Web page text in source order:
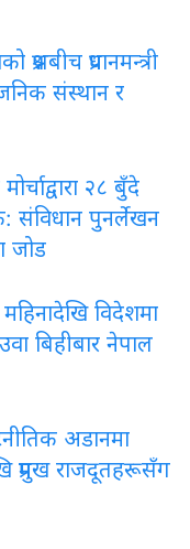
प्रधानमन्त्री
संस्थान र
२८ बुँदे
संविधान पुनर्लेखन
जोड
विदेशमा
बिहीबार नेपाल
अडानमा
प्रमुख राजदूतहरूसँग